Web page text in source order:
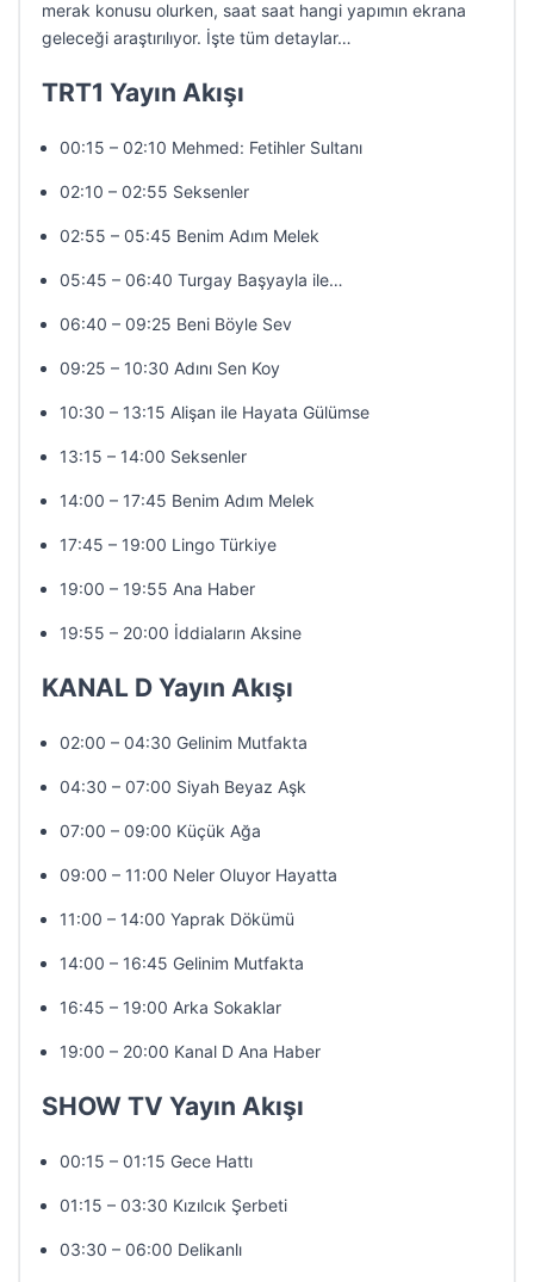
merak konusu olurken, saat saat hangi yapımın ekrana
geleceği araştırılıyor. İşte tüm detaylar…
TRT1 Yayın Akışı
00:15 – 02:10 Mehmed: Fetihler Sultanı
02:10 – 02:55 Seksenler
02:55 – 05:45 Benim Adım Melek
05:45 – 06:40 Turgay Başyayla ile…
06:40 – 09:25 Beni Böyle Sev
09:25 – 10:30 Adını Sen Koy
10:30 – 13:15 Alişan ile Hayata Gülümse
13:15 – 14:00 Seksenler
14:00 – 17:45 Benim Adım Melek
17:45 – 19:00 Lingo Türkiye
19:00 – 19:55 Ana Haber
19:55 – 20:00 İddiaların Aksine
KANAL D Yayın Akışı
02:00 – 04:30 Gelinim Mutfakta
04:30 – 07:00 Siyah Beyaz Aşk
07:00 – 09:00 Küçük Ağa
09:00 – 11:00 Neler Oluyor Hayatta
11:00 – 14:00 Yaprak Dökümü
14:00 – 16:45 Gelinim Mutfakta
16:45 – 19:00 Arka Sokaklar
19:00 – 20:00 Kanal D Ana Haber
SHOW TV Yayın Akışı
00:15 – 01:15 Gece Hattı
01:15 – 03:30 Kızılcık Şerbeti
03:30 – 06:00 Delikanlı